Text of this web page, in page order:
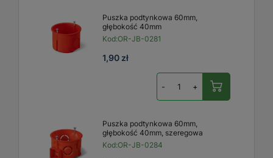
Puszka podtynkowa 60mm,
głębokość 40mm
Kod:OR-JB-0281
1,90 zł
- +
Puszka podtynkowa 60mm,
głębokość 40mm, szeregowa
Kod:OR-JB-0284